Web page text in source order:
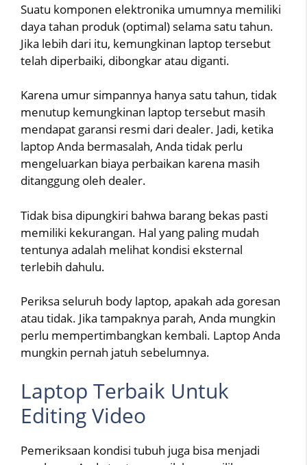
Suatu komponen elektronika umumnya memiliki
daya tahan produk (optimal) selama satu tahun.
Jika lebih dari itu, kemungkinan laptop tersebut
telah diperbaiki, dibongkar atau diganti.
Karena umur simpannya hanya satu tahun, tidak
menutup kemungkinan laptop tersebut masih
mendapat garansi resmi dari dealer. Jadi, ketika
laptop Anda bermasalah, Anda tidak perlu
mengeluarkan biaya perbaikan karena masih
ditanggung oleh dealer.
Tidak bisa dipungkiri bahwa barang bekas pasti
memiliki kekurangan. Hal yang paling mudah
tentunya adalah melihat kondisi eksternal
terlebih dahulu.
Periksa seluruh body laptop, apakah ada goresan
atau tidak. Jika tampaknya parah, Anda mungkin
perlu mempertimbangkan kembali. Laptop Anda
mungkin pernah jatuh sebelumnya.
Laptop Terbaik Untuk
Editing Video
Pemeriksaan kondisi tubuh juga bisa menjadi